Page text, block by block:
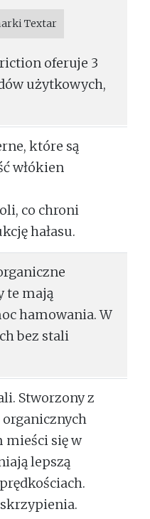
Textar
oferuje 3
użytkowych,
które są
włókien
co chroni
hałasu.
te mają
hamowania. W
bez stali
Stworzony z
mieści się w
lepszą